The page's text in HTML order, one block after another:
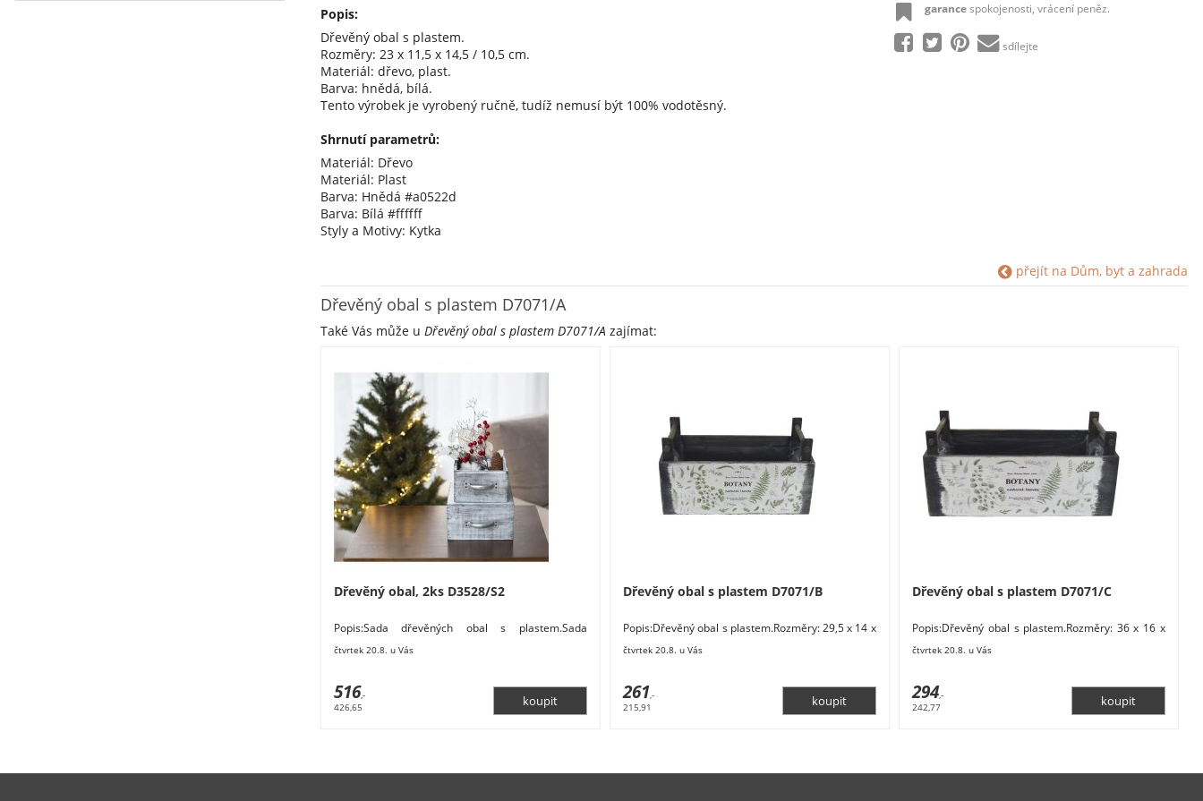
garancespokojenosti, vrácení peněz.
sdílejte
Popis:
Dřevěný obal s plastem.
Rozměry: 23 x 11,5 x 14,5 / 10,5 cm.
Materiál: dřevo, plast.
Barva: hnědá, bílá.
Tento výrobek je vyrobený ručně, tudíž nemusí být 100% vodotěsný.
Shrnutí parametrů:
Materiál: Dřevo
Materiál: Plast
Barva: Hnědá #a0522d
Barva: Bílá #ffffff
Styly a Motivy: Kytka
přejít na Dům, byt a zahrada
Dřevěný obal s plastem D7071/A
Také Vás může u Dřevěný obal s plastem D7071/A zajímat:
Dřevěný obal, 2ks D3528/S2
Popis:Sada dřevěných obal s plastem.Sada
má rozměry
čtvrtek 20.8. u Vás
516,-
426,65
Dřevěný obal s plastem D7071/B
Popis:Dřevěný obal s plastem.Rozměry: 29,5 x 14 x
čtvrtek 20.8. u Vás
261,-
215,91
Dřevěný obal s plastem D7071/C
Popis:Dřevěný obal s plastem.Rozměry: 36 x 16 x
čtvrtek 20.8. u Vás
294,-
242,77